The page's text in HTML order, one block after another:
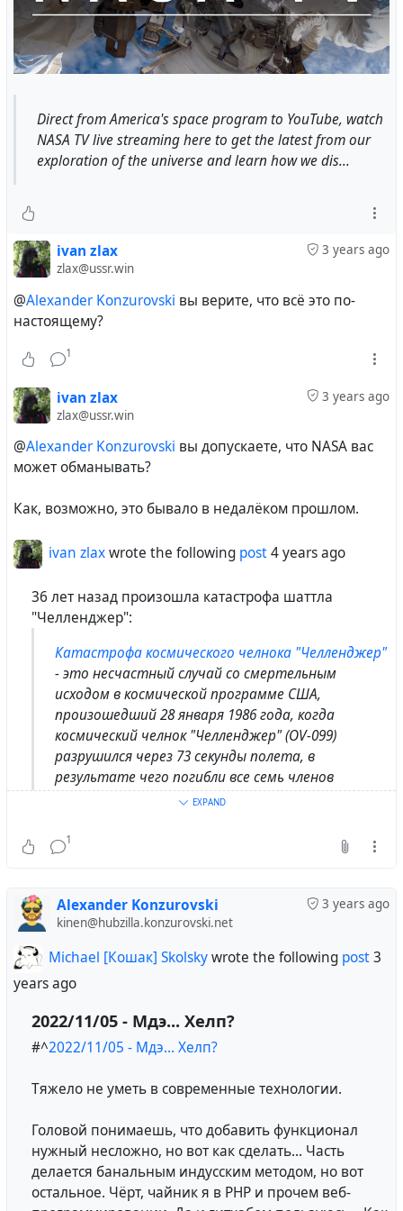
Direct from America's space program to YouTube, watch
NASA TV live streaming here to get the latest from our
exploration of the universe and learn how we dis...
3 years ago
ivan zlax
zlax@ussr.win
@Alexander Konzurovski вы верите, что всё это по-
настоящему?
1
3 years ago
ivan zlax
zlax@ussr.win
@Alexander Konzurovski вы допускаете, что NASA вас
может обманывать?
Как, возможно, это бывало в недалёком прошлом.
ivan zlaxwrote the following post4 years ago
36 лет назад произошла катастрофа шаттла
"Челленджер":
Катастрофа космического челнока "Челленджер"
- это несчастный случай со смертельным
исходом в космической программе США,
произошедший 28 января 1986 года, когда
космический челнок "Челленджер" (OV-099)
разрушился через 73 секунды полета, в
результате чего погибли все семь членов
экипажа, находившиеся на борту.
В интернете широко распространено изображение
добавлены фото 6 похожих на астронавтов людей
более старшего возраста.На популярном сайте
специализирующимся на критическом изучении
городских легенд, слухов, сомнительных историй и
другой спорной информации
страница посвященная этому изображению
Живы ли еще члены экипажа взорвавшегося
шаттла "Челленджер"?
В котором выясняется что, афроамериканцы
Роналд Макнейри Карл Макнейр- это братья,
также как и гавайцы Эллисон Онидзукаи Клод
Онидзука- поэтому их фамилии совпадают, а
EXPAND
1
3 years ago
Alexander Konzurovski
kinen@hubzilla.konzurovski.net
Michael [Кошак] Skolskywrote the following post3
years ago
2022/11/05 - Мдэ... Хелп?
#^2022/11/05 - Мдэ... Хелп?
Тяжело не уметь в современные технологии.
Головой понимаешь, что добавить функционал
нужный несложно, но вот как сделать... Часть
делается банальным индусским методом, но вот
остальное. Чёрт, чайник я в PHP и прочем веб-